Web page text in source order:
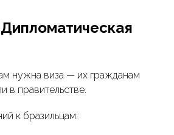
нужна виза — их гражданам
в правительстве.
к бразильцам: